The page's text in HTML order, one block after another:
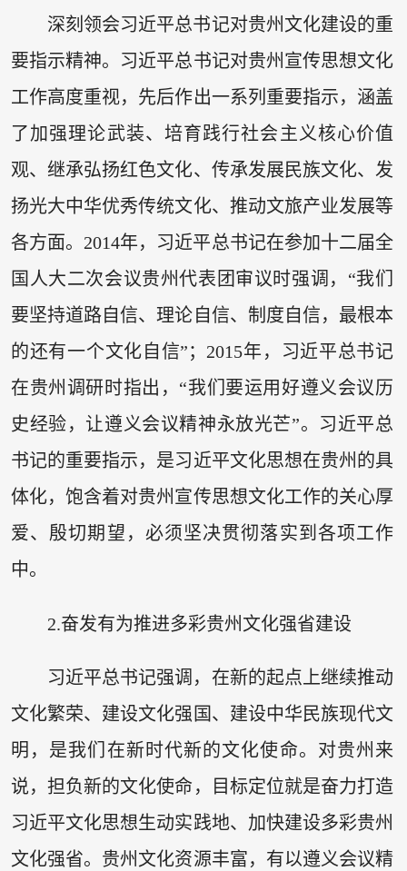
深刻领会习近平总书记对贵州文化建设的重
要指示精神。习近平总书记对贵州宣传思想文化
工作高度重视，先后作出一系列重要指示，涵盖
了加强理论武装、培育践行社会主义核心价值
观、继承弘扬红色文化、传承发展民族文化、发
扬光大中华优秀传统文化、推动文旅产业发展等
各方面。2014年，习近平总书记在参加十二届全
国人大二次会议贵州代表团审议时强调，“我们
要坚持道路自信、理论自信、制度自信，最根本
的还有一个文化自信”；2015年，习近平总书记
在贵州调研时指出，“我们要运用好遵义会议历
史经验，让遵义会议精神永放光芒”。习近平总
书记的重要指示，是习近平文化思想在贵州的具
体化，饱含着对贵州宣传思想文化工作的关心厚
爱、殷切期望，必须坚决贯彻落实到各项工作
中。
2.奋发有为推进多彩贵州文化强省建设
习近平总书记强调，在新的起点上继续推动
文化繁荣、建设文化强国、建设中华民族现代文
明，是我们在新时代新的文化使命。对贵州来
说，担负新的文化使命，目标定位就是奋力打造
习近平文化思想生动实践地、加快建设多彩贵州
文化强省。贵州文化资源丰富，有以遵义会议精